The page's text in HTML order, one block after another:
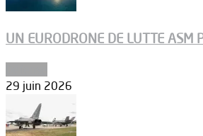
UN EURODRONE DE LUTTE ASM
29 juin 2026